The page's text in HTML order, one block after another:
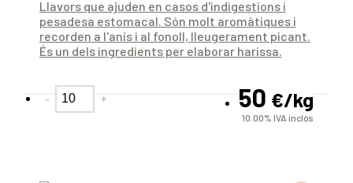
Llavors que ajuden en casos d'indigestions i
pesadesa estomacal. Són molt aromàtiques i
recorden a l'anís i al fonoll, lleugerament picant.
És un dels ingredients per elaborar harissa.
50 €/kg
10.00%IVA inclòs
- +